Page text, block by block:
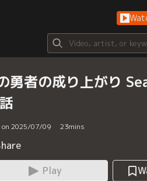
勇者の成り上がり
on 2025/07/09 23mins
Play